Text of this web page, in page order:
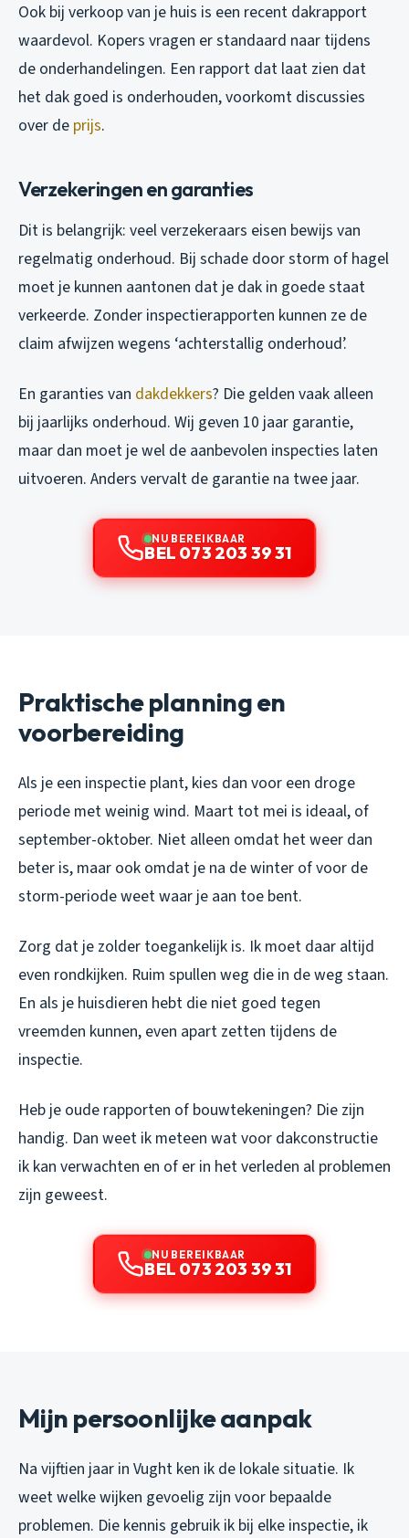
Ook bij verkoop van je huis is een recent dakrapport
waardevol. Kopers vragen er standaard naar tijdens
de onderhandelingen. Een rapport dat laat zien dat
het dak goed is onderhouden, voorkomt discussies
over de prijs.
Verzekeringen en garanties
Dit is belangrijk: veel verzekeraars eisen bewijs van
regelmatig onderhoud. Bij schade door storm of hagel
moet je kunnen aantonen dat je dak in goede staat
verkeerde. Zonder inspectierapporten kunnen ze de
claim afwijzen wegens ‘achterstallig onderhoud’.
En garanties van dakdekkers? Die gelden vaak alleen
bij jaarlijks onderhoud. Wij geven 10 jaar garantie,
maar dan moet je wel de aanbevolen inspecties laten
uitvoeren. Anders vervalt de garantie na twee jaar.
NU BEREIKBAAR
BEL 073 203 39 31
Praktische planning en
voorbereiding
Als je een inspectie plant, kies dan voor een droge
periode met weinig wind. Maart tot mei is ideaal, of
september-oktober. Niet alleen omdat het weer dan
beter is, maar ook omdat je na de winter of voor de
storm-periode weet waar je aan toe bent.
Zorg dat je zolder toegankelijk is. Ik moet daar altijd
even rondkijken. Ruim spullen weg die in de weg staan.
En als je huisdieren hebt die niet goed tegen
vreemden kunnen, even apart zetten tijdens de
inspectie.
Heb je oude rapporten of bouwtekeningen? Die zijn
handig. Dan weet ik meteen wat voor dakconstructie
ik kan verwachten en of er in het verleden al problemen
zijn geweest.
NU BEREIKBAAR
BEL 073 203 39 31
Mijn persoonlijke aanpak
Na vijftien jaar in Vught ken ik de lokale situatie. Ik
weet welke wijken gevoelig zijn voor bepaalde
problemen. Die kennis gebruik ik bij elke inspectie, ik